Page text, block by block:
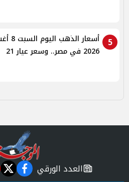
5
أسعار
2026 في مصر.. وسعر عيار 21
newspaper
العدد الورقي